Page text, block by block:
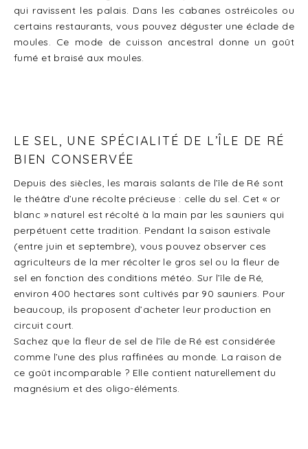
qui ravissent les palais. Dans les cabanes ostréicoles ou
certains restaurants, vous pouvez déguster une éclade de
moules. Ce mode de cuisson ancestral donne un goût
fumé et braisé aux moules.
LE SEL, UNE SPÉCIALITÉ DE L’ÎLE DE RÉ
BIEN CONSERVÉE
Depuis des siècles, les marais salants de l’île de Ré sont
le théâtre d’une récolte précieuse : celle du sel. Cet « or
blanc » naturel est récolté à la main par les sauniers qui
perpétuent cette tradition. Pendant la saison estivale
(entre juin et septembre), vous pouvez observer ces
agriculteurs de la mer récolter le gros sel ou la fleur de
sel en fonction des conditions météo. Sur l’île de Ré,
environ 400 hectares sont cultivés par 90 sauniers. Pour
beaucoup, ils proposent d’acheter leur production en
circuit court.
Sachez que la fleur de sel de l’île de Ré est considérée
comme l’une des plus raffinées au monde. La raison de
ce goût incomparable ? Elle contient naturellement du
magnésium et des oligo-éléments.